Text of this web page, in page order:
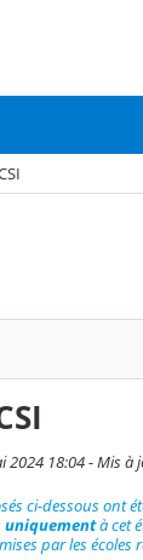
18:04 - Mis à
ci-dessous ont
uniquementà cet
par les écoles